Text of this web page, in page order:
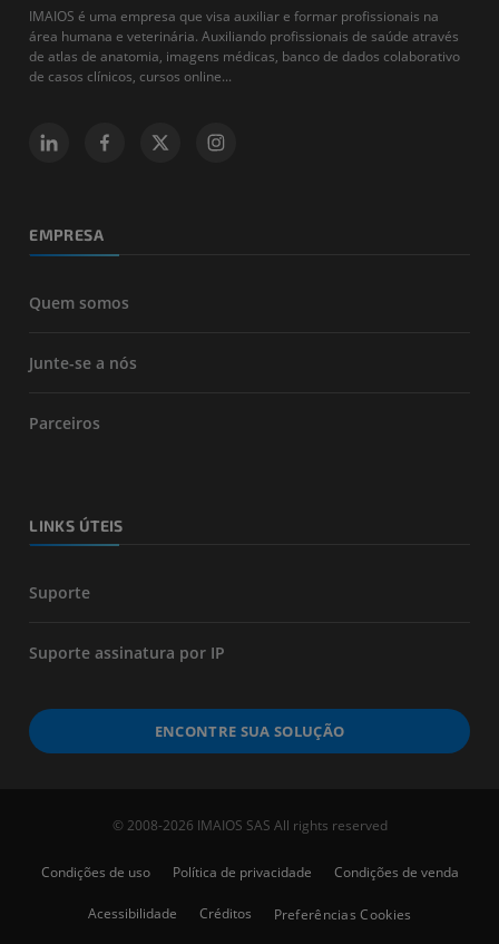
IMAIOS é uma empresa que visa auxiliar e formar profissionais na
área humana e veterinária. Auxiliando profissionais de saúde através
de atlas de anatomia, imagens médicas, banco de dados colaborativo
de casos clínicos, cursos online...
EMPRESA
Quem somos
Junte-se a nós
Parceiros
LINKS ÚTEIS
Suporte
Suporte assinatura por IP
ENCONTRE SUA SOLUÇÃO
© 2008-2026 IMAIOS SAS All rights reserved
Condições de uso Política de privacidade Condições de venda
Acessibilidade Créditos Preferências Cookies